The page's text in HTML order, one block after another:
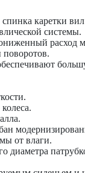
каретки
системы.
расход
от влаги.
диаметра